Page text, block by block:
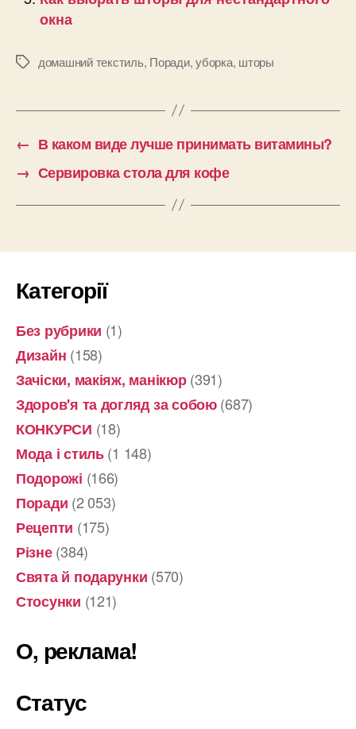
окна
Позначкидомашний текстиль, Поради,уборка, шторы
← В каком виде лучше принимать витамины?
→ Сервировка стола для кофе
Категорії
Без рубрики (1)
Дизайн (158)
Зачіски, макіяж, манікюр(391)
Здоров'я та догляд за собою(687)
КОНКУРСИ (18)
Мода і стиль(1 148)
Подорожі (166)
Поради (2 053)
Рецепти (175)
Різне(384)
Свята й подарунки (570)
Стосунки (121)
О, реклама!
Статус